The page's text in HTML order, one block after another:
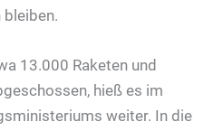
13.000 Raketen und
hieß es im
weiter. In die